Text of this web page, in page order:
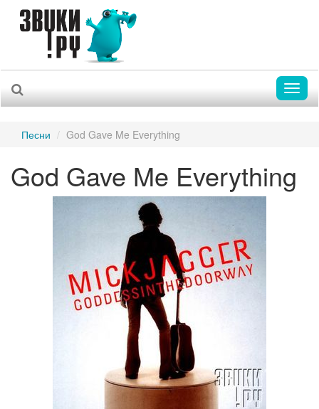
Песни God Gave Me Everything
God Gave Me Everything